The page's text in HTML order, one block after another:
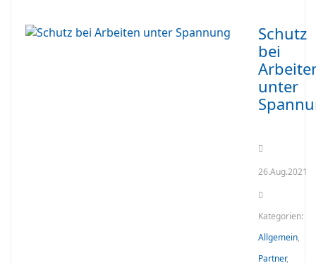
Schutz
bei
unter
26.Aug.2021
Kategorien:
Allgemein,
Partner,